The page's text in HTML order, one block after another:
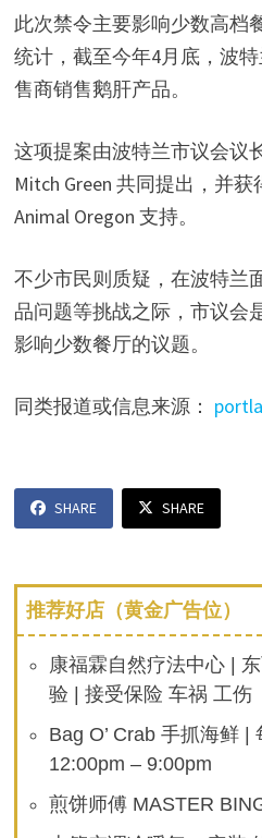
此次禁令主要影响少数高档
统计，截至今年4月底，波
售商销售鹅肝产品。
这项提案由波特兰市议会议
Mitch Green 共同提出，并
Animal Oregon 支持。
不少市民则质疑，在波特兰
品问题等挑战之际，市议会
影响少数餐厅的议题。
同类报道或信息来源：
SHARE SHARE
推荐好店（黄金广告位）
康福霖自然疗法中心 |
验 | 接受保险 车祸 工伤
Bag O’ Crab 手抓海鲜 |
12:00pm – 9:00pm
煎饼师傅 MASTER